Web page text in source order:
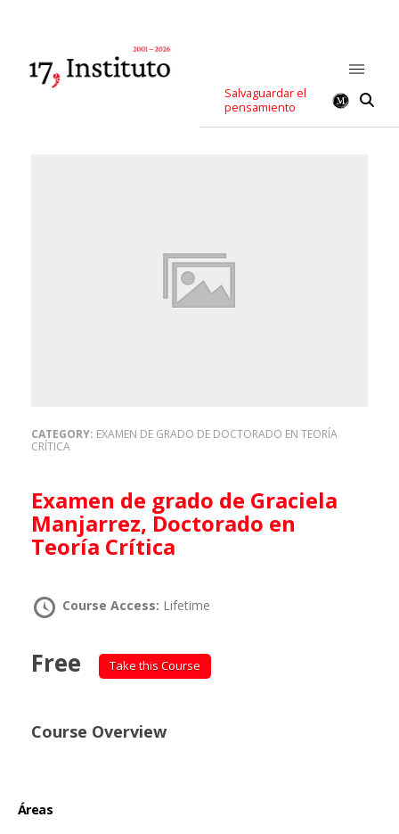
Salvaguardar el
pensamiento
CATEGORY: EXAMEN DE GRADO DE DOCTORADO EN TEORÍA
CRÍTICA
Examen de grado de Graciela
Manjarrez, Doctorado en
Teoría Crítica
Course Access: Lifetime
Free Take this Course
Course Overview
Áreas